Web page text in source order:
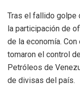
Tras el fallido golpe
la participación de
de la economía.
tomaron el control
Petróleos de
de divisas del país.